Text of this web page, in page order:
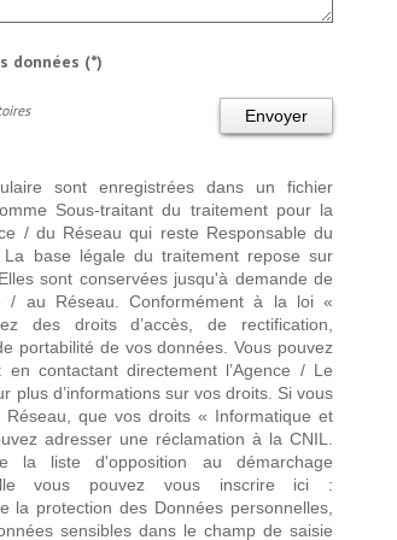
données (*)
Envoyer
sont enregistrées dans un fichier
Sous-traitant du traitement pour la
/ du Réseau qui reste Responsable du
base légale du traitement repose sur
sont conservées jusqu'à demande de
/ au Réseau. Conformément à la loi «
des droits d’accès, de rectification,
portabilité de vos données. Vous pouvez
contactant directement l’Agence / Le
plus d’informations sur vos droits. Si vous
que vos droits « Informatique et
adresser une réclamation à la CNIL.
la liste d'opposition au démarchage
vous pouvez vous inscrire ici :
la protection des Données personnelles,
sensibles dans le champ de saisie